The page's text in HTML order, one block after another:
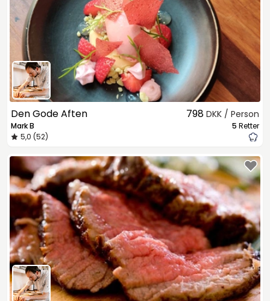
Den Gode Aften
Mark B
5,0 (52)
798 DKK / Person
5 Retter